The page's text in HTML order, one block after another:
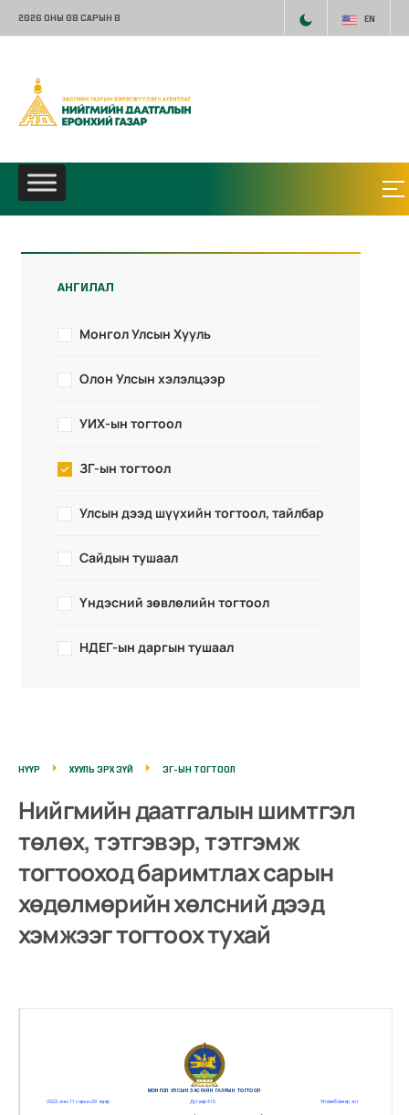
2026 ОНЫ 08 САРЫН 8 EN
АНГИЛАЛ
Монгол Улсын Хууль
Олон Улсын хэлэлцээр
УИХ-ын тогтоол
ЗГ-ын тогтоол
Улсын дээд шүүхийн тогтоол, тайлбар
Сайдын тушаал
Үндэсний зөвлөлийн тогтоол
НДЕГ-ын даргын тушаал
НҮҮР ХУУЛЬ ЭРХ ЗҮЙ ЗГ-ЫН ТОГТООЛ
Нийгмийн даатгалын шимтгэл
төлөх, тэтгэвэр, тэтгэмж
тогтооход баримтлах сарын
хөдөлмөрийн хөлсний дээд
хэмжээг тогтоох тухай